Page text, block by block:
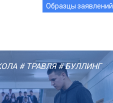
Образцы заявлений
# ТРАВЛЯ # БУЛЛИНГ